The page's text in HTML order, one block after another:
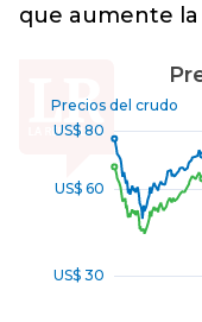
que aumente la